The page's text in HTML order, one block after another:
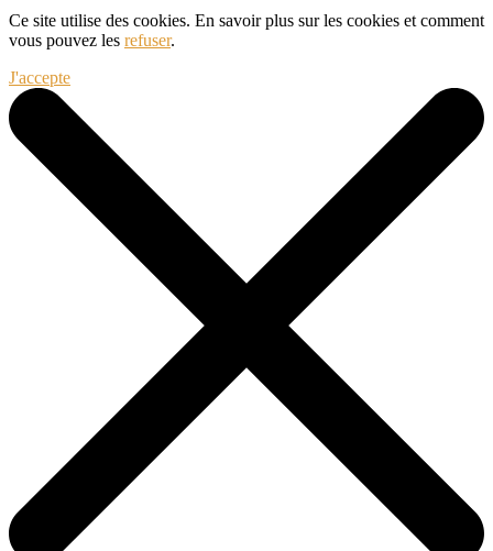
Ce site utilise des cookies. En savoir plus sur les cookies et comment
vous pouvez les refuser.
J'accepte